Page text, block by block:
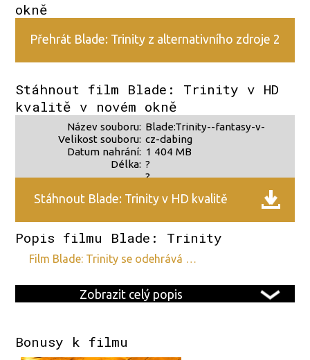
okně
Přehrát Blade: Trinity z alternativního zdroje 2
Stáhnout film Blade: Trinity v HD
kvalitě v novém okně
Název souboru:
Velikost souboru:
Datum nahrání:
Délka:
Blade:Trinity--fantasy-v-
cz-dabing
1 404 MB
?
?
Stáhnout Blade: Trinity v HD kvalitě
Popis filmu Blade: Trinity
film Blade: Trinity se odehrává …
Zobrazit celý popis
Bonusy k filmu